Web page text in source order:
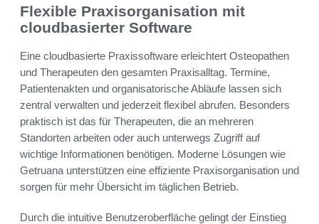
Flexible Praxisorganisation mit
cloudbasierter Software
Eine cloudbasierte Praxissoftware erleichtert Osteopathen
und Therapeuten den gesamten Praxisalltag. Termine,
Patientenakten und organisatorische Abläufe lassen sich
zentral verwalten und jederzeit flexibel abrufen. Besonders
praktisch ist das für Therapeuten, die an mehreren
Standorten arbeiten oder auch unterwegs Zugriff auf
wichtige Informationen benötigen. Moderne Lösungen wie
Getruana unterstützen eine effiziente Praxisorganisation und
sorgen für mehr Übersicht im täglichen Betrieb.
Durch die intuitive Benutzeroberfläche gelingt der Einstieg